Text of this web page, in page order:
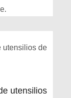
utensilios